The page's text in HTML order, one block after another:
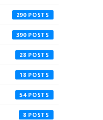
290
390
28
18
54
8